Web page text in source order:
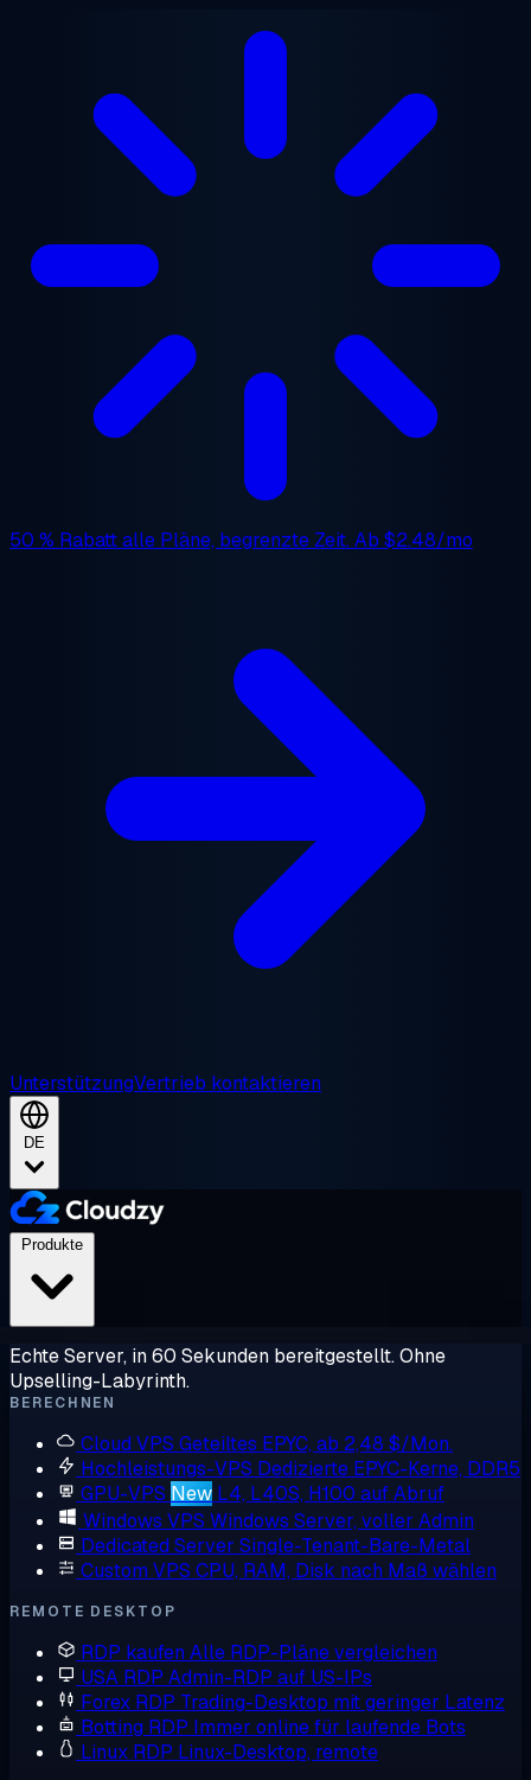
50 % Rabattalle Pläne, begrenzte Zeit. Ab $2.48/mo
UnterstützungVertrieb kontaktieren
DE
Echte Server, in 60 Sekunden bereitgestellt. Ohne
Upselling-Labyrinth.
BERECHNEN
Cloud VPS Geteiltes EPYC, ab 2,48 $/Mon.
Hochleistungs-VPS Dedizierte EPYC-Kerne, DDR5
GPU-VPS New L4, L40S, H100 auf Abruf
Windows VPS Windows Server, voller Admin
Dedicated Server Single-Tenant-Bare-Metal
Custom VPS CPU, RAM, Disk nach Maß wählen
REMOTE DESKTOP
RDP kaufen Alle RDP-Pläne vergleichen
USA RDP Admin-RDP auf US-IPs
Forex RDP Trading-Desktop mit geringer Latenz
Botting RDP Immer online für laufende Bots
Linux RDP Linux-Desktop, remote